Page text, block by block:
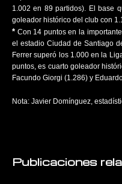
1.002 en 89 partidos). El base
goleador histórico del club con
* Con 14 puntos en la
el estadio Ciudad de Santiago
Ferrer superó los 1.000 en la
puntos, es cuarto goleador
Facundo Giorgi (1.286) y
Nota: Javier Domínguez,
Publicaciones